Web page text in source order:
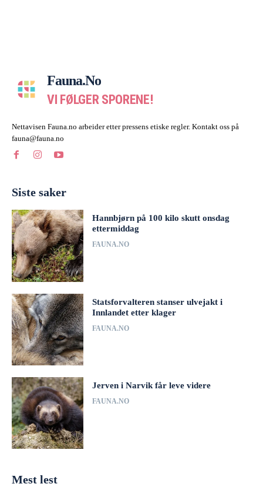
Fauna.no
VI FØLGER SPORENE!
Nettavisen Fauna.no arbeider etter pressens etiske regler. Kontakt oss på
fauna@fauna.no
Siste saker
Hannbjørn på 100 kilo skutt onsdag
ettermiddag
FAUNA.NO
Statsforvalteren stanser ulvejakt i
Innlandet etter klager
FAUNA.NO
Jerven i Narvik får leve videre
FAUNA.NO
Mest lest